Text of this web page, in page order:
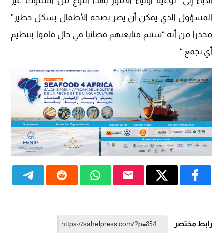
المسؤول الذي يمكن أن يضر بصحة الأطفال بشكل خطير”
محذرا من أنه “ستتم متابعتهم قضائيا في حال قاموا بتنظيم
أي تجمع “.
رابط مختصر